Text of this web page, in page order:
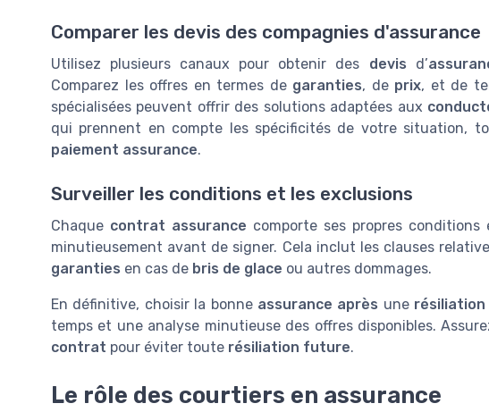
Comparer les devis des compagnies d'assurance
Utilisez plusieurs canaux pour obtenir des devis d’
Comparez les offres en termes de garanties, de prix, et de
spécialisées peuvent offrir des solutions adaptées aux
qui prennent en compte les spécificités de votre situation,
paiement assurance.
Surveiller les conditions et les exclusions
Chaque contrat assurance comporte ses propres
minutieusement avant de signer. Cela inclut les clauses
garanties en cas de bris de glace ou autres dommages.
En définitive, choisir la bonne assurance après une résiliation
temps et une analyse minutieuse des offres disponibles.
contrat pour éviter toute résiliation future.
Le rôle des courtiers en assurance